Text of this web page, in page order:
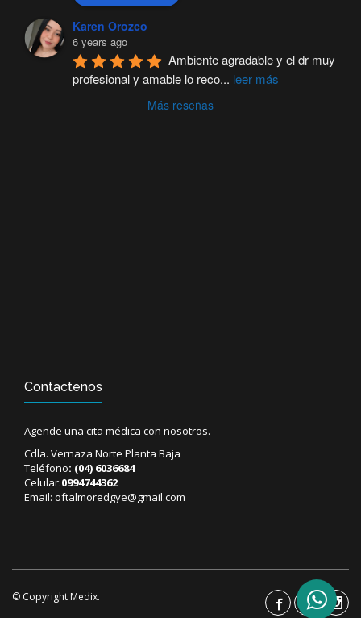
Karen Orozco
6 years ago
Ambiente agradable y el dr muy
profesional y amable lo reco... leer más
Más reseñas
Contactenos
Agende una cita médica con nosotros.
Cdla. Vernaza Norte Planta Baja
Teléfono: (04) 6036684
Celular:0994744362
Email: oftalmoredgye@gmail.com
© Copyright Medix.